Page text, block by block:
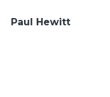
Paul Hewitt